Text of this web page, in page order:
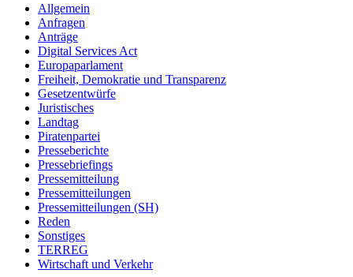
Allgemein
Anfragen
Anträge
Digital Services Act
Europaparlament
Freiheit, Demokratie und Transparenz
Gesetzentwürfe
Juristisches
Landtag
Piratenpartei
Presseberichte
Pressebriefings
Pressemitteilung
Pressemitteilungen
Pressemitteilungen (SH)
Reden
Sonstiges
TERREG
Wirtschaft und Verkehr